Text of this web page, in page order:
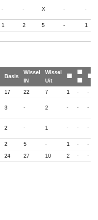
- - X - -
1 2 5 - 1
Basis
Wissel
IN
Wissel
Uit
🟨
🟨
17 22 7 1 -
-
3 - 2 - - -
2 - 1 - - -
2 5 - 1 -
-
24 27 10 2 - -